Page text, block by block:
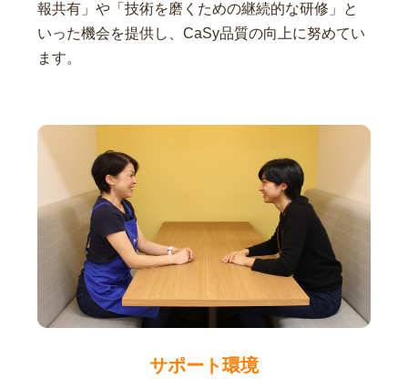
報共有」や「技術を磨くための継続的な研修」と
いった機会を提供し、CaSy品質の向上に努めてい
ます。
サポート環境